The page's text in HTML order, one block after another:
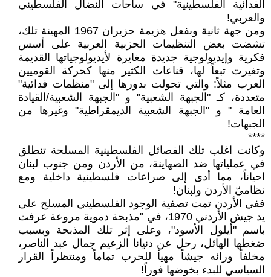
الفدائية الفلسطينية" في ساحات النضال الفلسطيني
والعربي!
ومن جهة ثانية وبفعل هزيمة حزيران 1967 المهينة تلك،
تشضت بعض التنظيمات الحزبية العربية على أسس
فكرية وإيديولوجية جديدة مغايرة لأيديولوجياتها القديمة
وتغيرت تبعاً لها، قناعات الكثير منها كحركة القوميين
العرب مثلاً: والتي تحولت بدورها إلى "منظمات فدائية"
متعددة، كـ "الجبهة الشعبية" و "الجبهة الشعبية/القيادة
العامة " و "الجبهة الشعبية الديمقراطية" وغيرها من
الجبهات!
****
وكانت اغلب تلك الفصائل الفلسطينية المسلحة تنطلق
في عملياتها ضد الصهاينة، من الأردن ومن جنوب لبنان
احياناً، مما أدى إلى صراعات فلسطينية داخلية ومع
نظاميّ الأردن ولبنان!
ففي الأردن تمت تصفية الوجود الفلسطيني المسلح على
يد جيش الأردني 1970، في "مذبحة دموية مروعة عرفت
باسم "أيلول الأسود"، وعلى إثر تلك المذبحة وبسبب
ضغطها الهائل، رحل عن دنيانا الزعيم جمال عبد الناصر،
مخلفاً ورائه جيشاً مهيأ للحرب تماماً ومنتظراً القرار
السياسي للبدء بخوضها فوراً!